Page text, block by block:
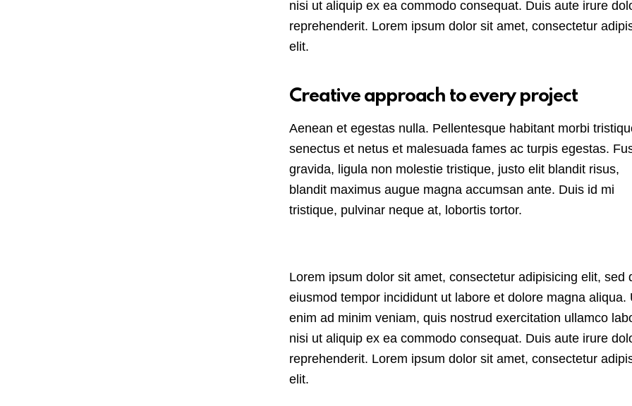
nisi ut aliquip ex ea commodo consequat. Duis aute irure
reprehenderit. Lorem ipsum dolor sit amet, consectetur
elit.
Creative approach to every project
Aenean et egestas nulla. Pellentesque habitant morbi
senectus et netus et malesuada fames ac turpis egestas.
gravida, ligula non molestie tristique, justo elit blandit risus,
blandit maximus augue magna accumsan ante. Duis id mi
tristique, pulvinar neque at, lobortis tortor.
Lorem ipsum dolor sit amet, consectetur adipisicing elit, sed
eiusmod tempor incididunt ut labore et dolore magna aliqua.
enim ad minim veniam, quis nostrud exercitation ullamco
nisi ut aliquip ex ea commodo consequat. Duis aute irure
reprehenderit. Lorem ipsum dolor sit amet, consectetur
elit.